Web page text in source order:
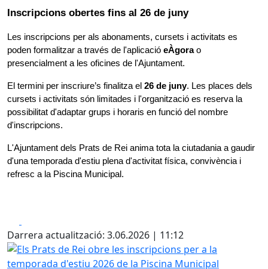
Inscripcions obertes fins al 26 de juny
Les inscripcions per als abonaments, cursets i activitats es
poden formalitzar a través de l'aplicació eÀgora o
presencialment a les oficines de l'Ajuntament.
El termini per inscriure’s finalitza el 26 de juny. Les places dels
cursets i activitats són limitades i l'organització es reserva la
possibilitat d'adaptar grups i horaris en funció del nombre
d'inscripcions.
L'Ajuntament dels Prats de Rei anima tota la ciutadania a gaudir
d'una temporada d'estiu plena d'activitat física, convivència i
refresc a la Piscina Municipal.
Darrera actualització: 3.06.2026 | 11:12
Els Prats de Rei obre les inscripcions per a la temporada